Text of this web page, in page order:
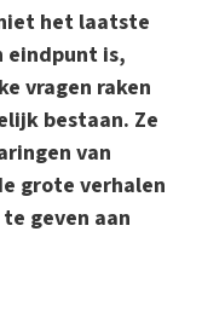
het laatste
eindpunt is,
vragen raken
bestaan. Ze
van
grote verhalen
geven aan